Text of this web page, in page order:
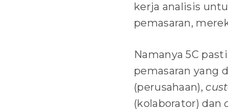
kerja analisis
pemasaran,
Namanya 5C
pemasaran yang
(perusahaan),
(kolaborator) dan